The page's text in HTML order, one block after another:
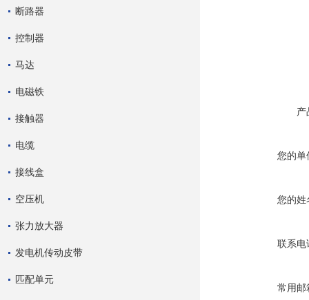
断路器
控制器
马达
电磁铁
接触器
电缆
接线盒
空压机
张力放大器
发电机传动皮带
匹配单元
产
您的单
您的姓
联系电
常用邮